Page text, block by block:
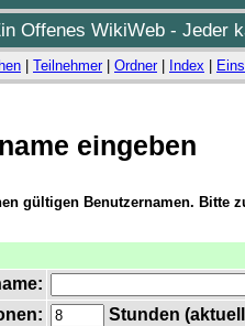
Offenes WikiWeb - Jeder
Teilnehmer| Ordner| Index
eingeben
gültigen Benutzernamen. Bitte
Stunden